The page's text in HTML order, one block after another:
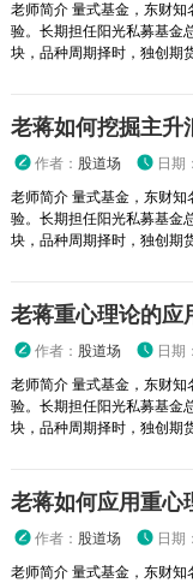
老师简介 量式基金，东财
验。长期担任阳光私募基金
块，品种周期择时，独创期
老蒋如何挖掘主升
作者： 股道场 日期
老师简介 量式基金，东财
验。长期担任阳光私募基金
块，品种周期择时，独创期
老蒋重心理论的应
作者： 股道场 日期
老师简介 量式基金，东财
验。长期担任阳光私募基金
块，品种周期择时，独创期
老蒋如何应用重心
作者： 股道场 日期
老师简介 量式基金，东财